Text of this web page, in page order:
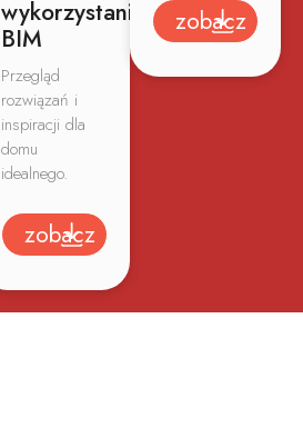
wykorzystaniem
BIM
Przegląd
rozwiązań i
inspiracji dla
domu
idealnego.
zobacz
zobacz